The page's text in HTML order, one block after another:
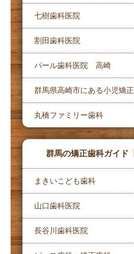
七樹歯科医院
割田歯科医院
パール歯科医院 高崎
群馬県高崎市にある小児矯
丸橋ファミリー歯科
群馬の矯正歯科ガイド
まきいこども歯科
山口歯科医院
長谷川歯科医院